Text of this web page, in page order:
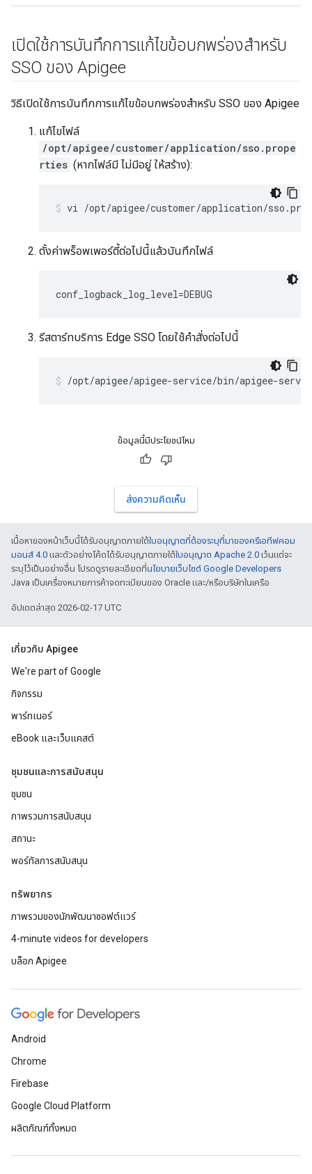
เปิดใช้การบันทึกการแก้ไขข้อบกพร่องสำหรับ
SSO ของ Apigee
วิธีเปิดใช้การบันทึกการแก้ไขข้อบกพร่องสำหรับ SSO ของ Apigee
แก้ไขไฟล์
/opt/apigee/customer/application/sso.prope
rties (หากไฟล์มี ไม่มีอยู่ ให้สร้าง):
vi /opt/apigee/customer/application/
ตั้งค่าพร็อพเพอร์ตี้ต่อไปนี้แล้วบันทึกไฟล์
conf_logback_log_level=DEBUG
รีสตาร์ทบริการ Edge SSO โดยใช้คำสั่งต่อไปนี้
/opt/apigee/apigee-service/bin/apigee-
ข้อมูลนี้มีประโยชน์ไหม
ส่งความคิดเห็น
เนื้อหาของหน้าเว็บนี้ได้รับอนุญาตภายใต้ใบอนุญาตที่ต้องระบุที่มาของครีเอทีฟคอม
มอนส์ 4.0 และตัวอย่างโค้ดได้รับอนุญาตภายใต้ใบอนุญาต Apache 2.0 เว้นแต่จะ
ระบุไว้เป็นอย่างอื่น โปรดดูรายละเอียดที่นโยบายเว็บไซต์ Google Developers
Java เป็นเครื่องหมายการค้าจดทะเบียนของ Oracle และ/หรือบริษัทในเครือ
อัปเดตล่าสุด 2026-02-17 UTC
เกี่ยวกับ Apigee
We're part of Google
กิจกรรม
พาร์ทเนอร์
eBook และเว็บแคสต์
ชุมชนและการสนับสนุน
ชุมชน
ภาพรวมการสนับสนุน
สถานะ
พอร์ทัลการสนับสนุน
ทรัพยากร
ภาพรวมของนักพัฒนาซอฟต์แวร์
4-minute videos for developers
บล็อก Apigee
Android
Chrome
Firebase
Google Cloud Platform
ผลิตภัณฑ์ทั้งหมด